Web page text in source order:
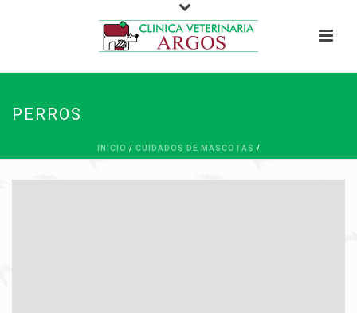
PERROS
INICIO / CUIDADOS DE MASCOTAS /